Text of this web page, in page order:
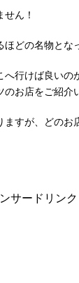
ん！
どの名物とな
行けば良い
お店をご紹介
すが、どの
サードリンク